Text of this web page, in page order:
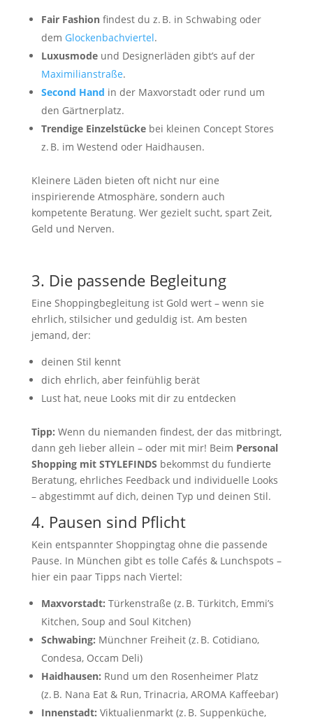
Fair Fashionfindest du z. B. in Schwabing oder
dem Glockenbachviertel.
Luxusmodeund Designerläden gibt’s auf der
Maximilianstraße.
Second Hand in der Maxvorstadt oder rund um
den Gärtnerplatz.
Trendige Einzelstückebei kleinen Concept Stores
z. B. im Westend oder Haidhausen.
Kleinere Läden bieten oft nicht nur eine
inspirierende Atmosphäre, sondern auch
kompetente Beratung. Wer gezielt sucht, spart Zeit,
Geld und Nerven.
3. Die passende Begleitung
Eine Shoppingbegleitung ist Gold wert – wenn sie
ehrlich, stilsicher und geduldig ist. Am besten
jemand, der:
deinen Stil kennt
dich ehrlich, aber feinfühlig berät
Lust hat, neue Looks mit dir zu entdecken
Tipp: Wenn du niemanden findest, der das mitbringt,
dann geh lieber allein – oder mit mir! Beim Personal
Shopping mit STYLEFINDS bekommst du fundierte
Beratung, ehrliches Feedback und individuelle Looks
– abgestimmt auf dich, deinen Typ und deinen Stil.
4. Pausen sind Pflicht
Kein entspannter Shoppingtag ohne die passende
Pause. In München gibt es tolle Cafés & Lunchspots –
hier ein paar Tipps nach Viertel:
Maxvorstadt: Türkenstraße (z. B. Türkitch, Emmi’s
Kitchen, Soup and Soul Kitchen)
Schwabing: Münchner Freiheit (z. B. Cotidiano,
Condesa, Occam Deli)
Haidhausen: Rund um den Rosenheimer Platz
(z. B. Nana Eat & Run, Trinacria, AROMA Kaffeebar)
Innenstadt: Viktualienmarkt (z. B. Suppenküche,